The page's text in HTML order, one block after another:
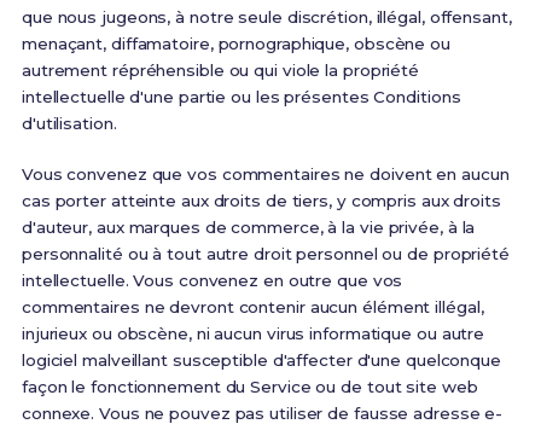
que nous jugeons, à notre seule discrétion, illégal, offensant,
menaçant, diffamatoire, pornographique, obscène ou
autrement répréhensible ou qui viole la propriété
intellectuelle d'une partie ou les présentes Conditions
d'utilisation.
Vous convenez que vos commentaires ne doivent en aucun
cas porter atteinte aux droits de tiers, y compris aux droits
d'auteur, aux marques de commerce, à la vie privée, à la
personnalité ou à tout autre droit personnel ou de propriété
intellectuelle. Vous convenez en outre que vos
commentaires ne devront contenir aucun élément illégal,
injurieux ou obscène, ni aucun virus informatique ou autre
logiciel malveillant susceptible d'affecter d'une quelconque
façon le fonctionnement du Service ou de tout site web
connexe. Vous ne pouvez pas utiliser de fausse adresse e-